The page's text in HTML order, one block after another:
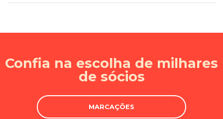
Confia na escolha de milhares
de sócios
MARCAÇÕES